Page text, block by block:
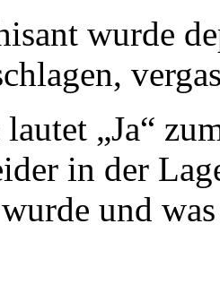
wurde
„Ja“
in der
und